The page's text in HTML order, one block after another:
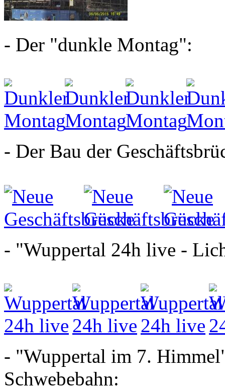
- Der "dunkle Montag":
- Der Bau der
- "Wuppertal 24h live -
- "Wuppertal im 7.
Schwebebahn: